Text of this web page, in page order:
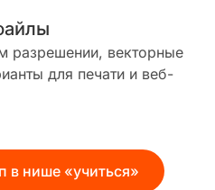
разрешении, векторные
для печати и веб-
в нише «учиться»